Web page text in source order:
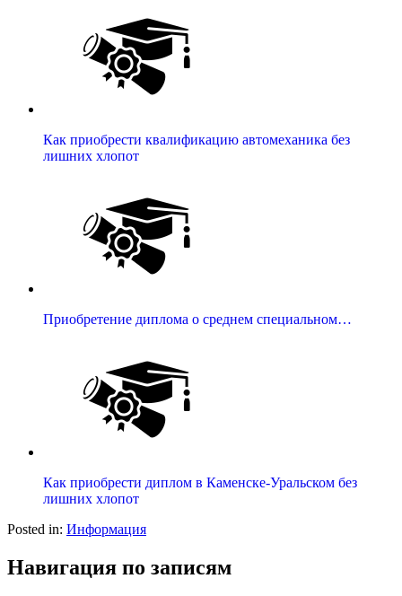
Как приобрести квалификацию автомеханика без
лишних хлопот
Приобретение диплома о среднем специальном…
Как приобрести диплом в Каменске-Уральском без
лишних хлопот
Posted in: Информация
Навигация по записям